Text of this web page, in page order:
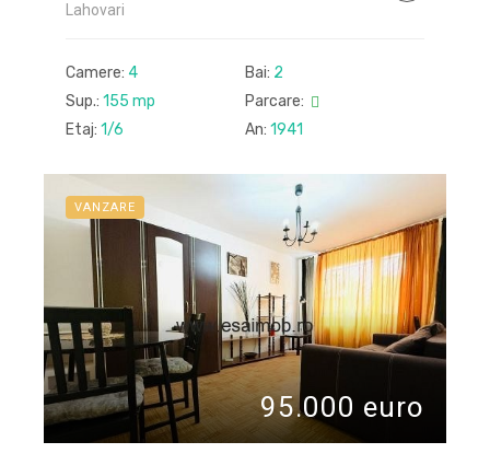
Lahovari
Camere: 4 Bai: 2
Sup.: 155 mp
Parcare:
Etaj: 1/6 An: 1941
VANZARE
95.000 euro